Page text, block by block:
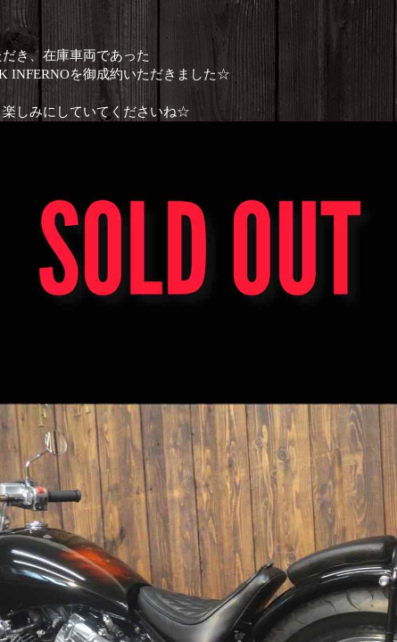
き、在庫車両であった
INFERNOを御成約いただきました☆
しみにしていてくださいね☆